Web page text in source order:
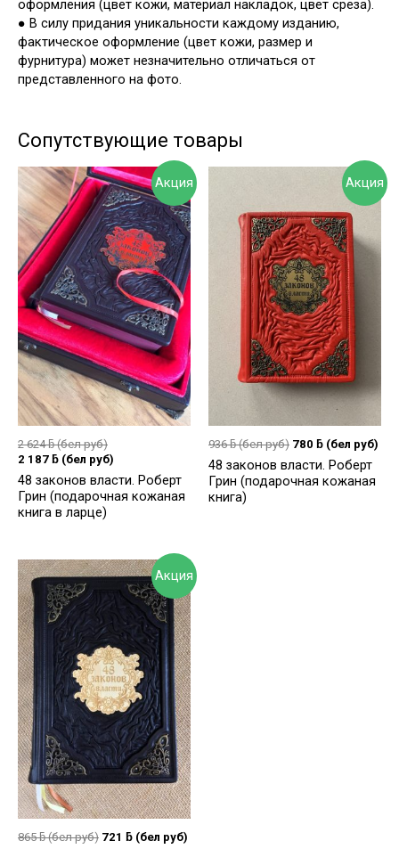
оформления (цвет кожи, материал накладок, цвет среза).
● В силу придания уникальности каждому изданию,
фактическое оформление (цвет кожи, размер и
фурнитура) может незначительно отличаться от
представленного на фото.
Сопутствующие товары
Акция
2 624ƃ(бел руб)
2 187 ƃ (бел руб)
48 законов власти. Роберт
Грин (подарочная кожаная
книга в ларце)
Акция
936ƃ(бел руб) 780 ƃ (бел руб)
48 законов власти. Роберт
Грин (подарочная кожаная
книга)
Акция
865ƃ(бел руб) 721 ƃ (бел руб)